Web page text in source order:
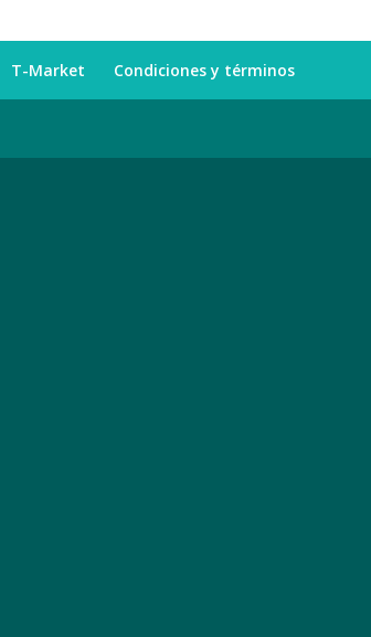
T-Market Condiciones y términos